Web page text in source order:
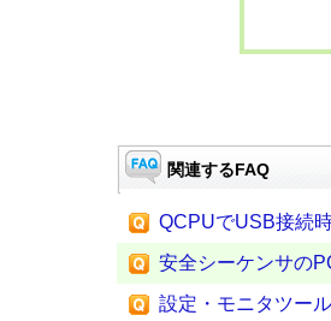
関連するFAQ
QCPUでUSB接続
安全シーケンサの
設定・モニタツー